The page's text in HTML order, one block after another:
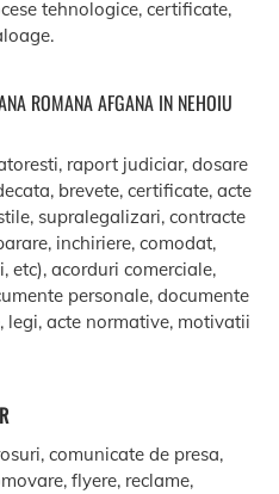
tehnologice, certificate,
ROMANA AFGANA IN NEHOIU
raport judiciar, dosare
brevete, certificate, acte
supralegalizari, contracte
inchiriere, comodat,
etc), acorduri comerciale,
personale, documente
legi, acte normative, motivatii
comunicate de presa,
flyere, reclame,